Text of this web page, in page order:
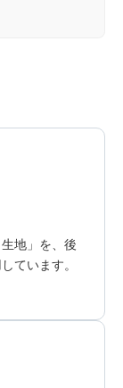
地」を、後
ています。